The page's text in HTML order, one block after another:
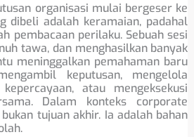
organisasi mulai bergeser ke
dibeli adalah keramaian, padahal
pembacaan perilaku. Sebuah sesi
tawa, dan menghasilkan banyak
meninggalkan pemahaman baru
keputusan, mengelola
atau mengeksekusi
Dalam konteks corporate
tujuan akhir. Ia adalah bahan